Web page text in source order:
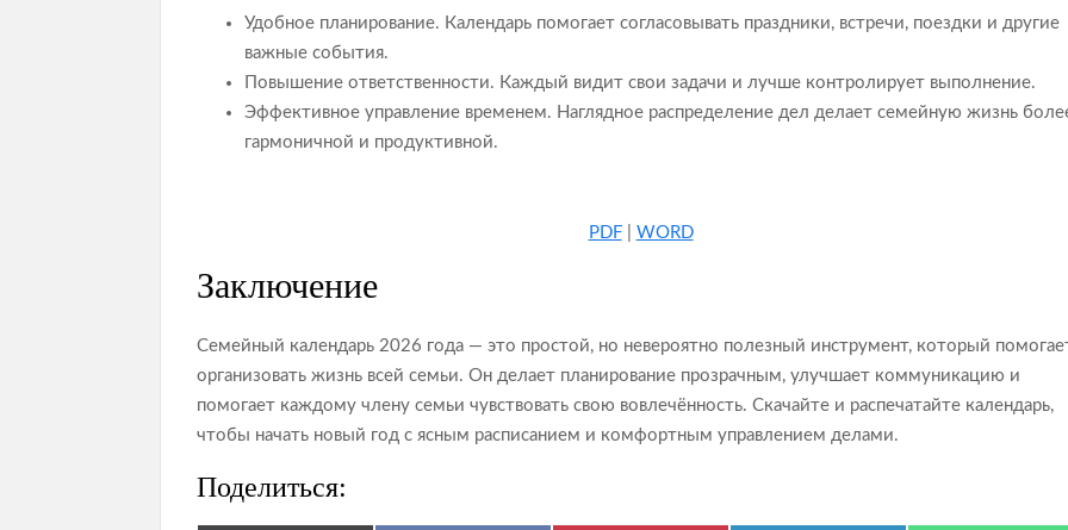
Удобное планирование. Календарь помогает согласовывать праздники, встречи, поездки и другие
важные события.
Повышение ответственности. Каждый видит свои задачи и лучше контролирует выполнение.
Эффективное управление временем. Наглядное распределение дел делает семейную жизнь
гармоничной и продуктивной.
PDF| WORD
Заключение
Семейный календарь 2026 года — это простой, но невероятно полезный инструмент, который
организовать жизнь всей семьи. Он делает планирование прозрачным, улучшает коммуникацию и
помогает каждому члену семьи чувствовать свою вовлечённость. Скачайте и распечатайте календарь,
чтобы начать новый год с ясным расписанием и комфортным управлением делами.
Поделиться: